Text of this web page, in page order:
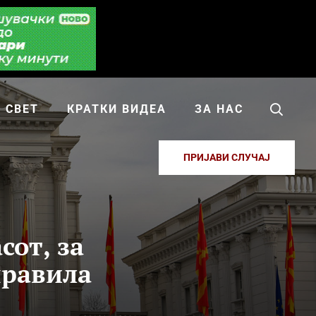
СВЕТ КРАТКИ ВИДЕА ЗА НАС
ПРИЈАВИ СЛУЧАЈ
за